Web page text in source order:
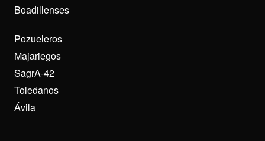
Boadillenses
Pozueleros
Majariegos
SagrA-42
Toledanos
Ávila